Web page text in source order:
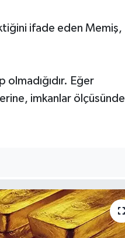
ifade eden Memiş,
olmadığıdır. Eğer
imkanlar ölçüsünde